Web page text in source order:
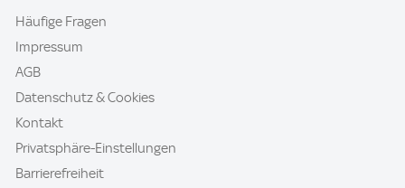
Häufige Fragen
Impressum
AGB
Datenschutz & Cookies
Kontakt
Privatsphäre-Einstellungen
Barrierefreiheit